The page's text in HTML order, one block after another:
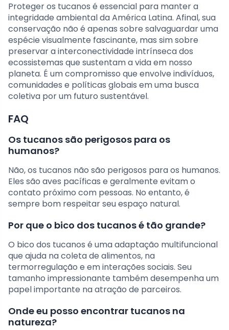
Proteger os tucanos é essencial para manter a
integridade ambiental da América Latina. Afinal, sua
conservação não é apenas sobre salvaguardar uma
espécie visualmente fascinante, mas sim sobre
preservar a interconectividade intrínseca dos
ecossistemas que sustentam a vida em nosso
planeta. É um compromisso que envolve indivíduos,
comunidades e políticas globais em uma busca
coletiva por um futuro sustentável.
FAQ
Os tucanos são perigosos para os
humanos?
Não, os tucanos não são perigosos para os humanos.
Eles são aves pacíficas e geralmente evitam o
contato próximo com pessoas. No entanto, é
sempre bom respeitar seu espaço natural.
Por que o bico dos tucanos é tão grande?
O bico dos tucanos é uma adaptação multifuncional
que ajuda na coleta de alimentos, na
termorregulação e em interações sociais. Seu
tamanho impressionante também desempenha um
papel importante na atração de parceiros.
Onde eu posso encontrar tucanos na
natureza?